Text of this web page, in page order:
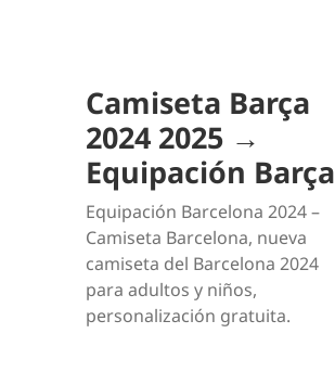
Camiseta Barça
2024 2025 →
Equipación Barça
Equipación Barcelona 2024 –
Camiseta Barcelona, nueva
camiseta del Barcelona 2024
para adultos y niños,
personalización gratuita.